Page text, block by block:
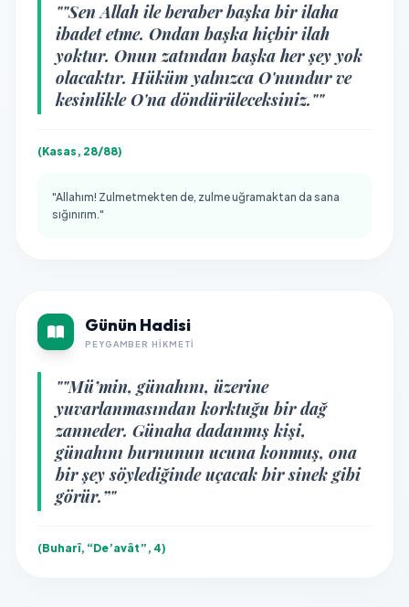
""Sen Allah ile beraber başka bir ilaha
ibadet etme. Ondan başka hiçbir ilah
yoktur. Onun zatından başka her şey yok
olacaktır. Hüküm yalnızca O'nundur ve
kesinlikle O'na döndürüleceksiniz.""
(Kasas, 28/88)
"Allahım! Zulmetmekten de, zulme uğramaktan da sana
sığınırım."
Günün Hadisi
PEYGAMBER HIKMETI
""Mü’min, günahını, üzerine
yuvarlanmasından korktuğu bir dağ
zanneder. Günaha dadanmış kişi,
günahını burnunun ucuna konmuş, ona
bir şey söylediğinde uçacak bir sinek gibi
görür.”"
(Buharî, “De’avât”, 4)